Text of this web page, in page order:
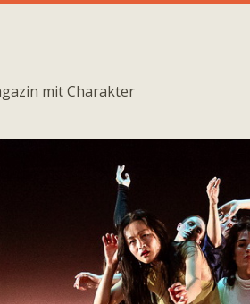
mit Charakter